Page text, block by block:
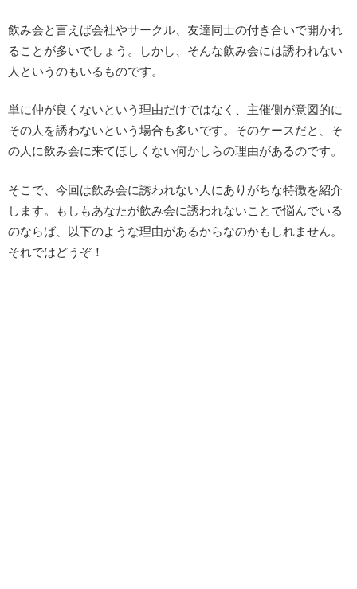
飲み会と言えば会社やサークル、友達同士の付き合いで開かれ
ることが多いでしょう。しかし、そんな飲み会には誘われない
人というのもいるものです。
単に仲が良くないという理由だけではなく、主催側が意図的に
その人を誘わないという場合も多いです。そのケースだと、そ
の人に飲み会に来てほしくない何かしらの理由があるのです。
そこで、今回は飲み会に誘われない人にありがちな特徴を紹介
します。もしもあなたが飲み会に誘われないことで悩んでいる
のならば、以下のような理由があるからなのかもしれません。
それではどうぞ！